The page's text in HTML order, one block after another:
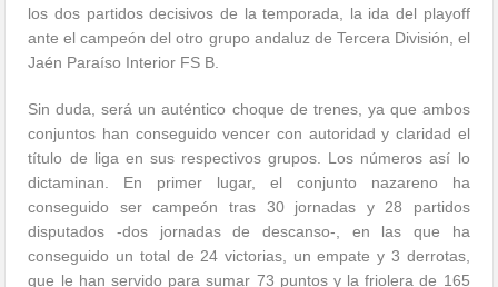
los dos partidos decisivos de la temporada, la ida del playoff
ante el campeón del otro grupo andaluz de Tercera División, el
Jaén Paraíso Interior FS B.
Sin duda, será un auténtico choque de trenes, ya que ambos
conjuntos han conseguido vencer con autoridad y claridad el
título de liga en sus respectivos grupos. Los números así lo
dictaminan. En primer lugar, el conjunto nazareno ha
conseguido ser campeón tras 30 jornadas y 28 partidos
disputados -dos jornadas de descanso-, en las que ha
conseguido un total de 24 victorias, un empate y 3 derrotas,
que le han servido para sumar 73 puntos y la friolera de 165